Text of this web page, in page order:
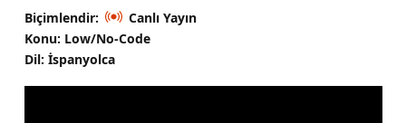
Biçimlendir:
Canlı Yayın
Konu: Low/No-Code
Dil: İspanyolca